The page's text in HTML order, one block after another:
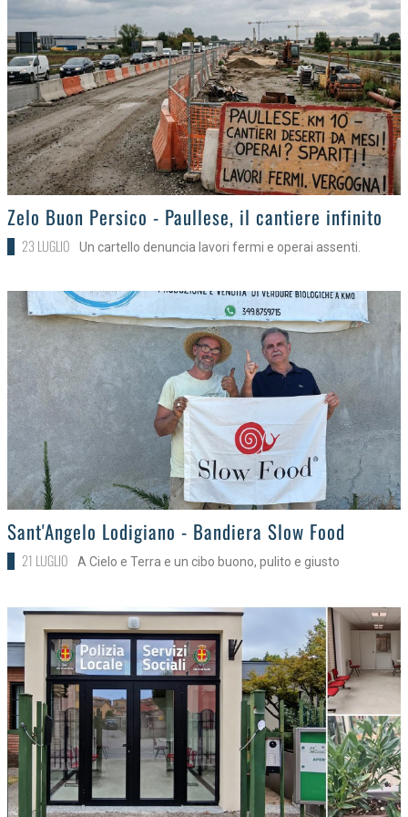
>
Zelo Buon Persico - Paullese, il cantiere infinito
23 LUGLIO Un cartello denuncia lavori fermi e operai assenti.
>
Sant'Angelo Lodigiano - Bandiera Slow Food
21 LUGLIO A Cielo e Terra e un cibo buono, pulito e giusto